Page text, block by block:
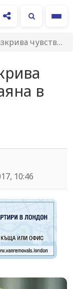
си към Даяна в писмо
в
10:46